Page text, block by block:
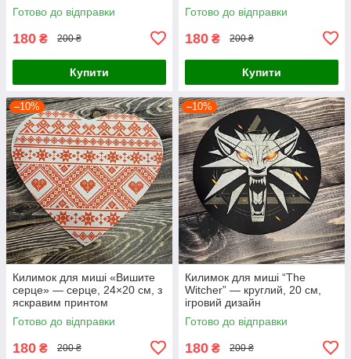
Готово до відправки
180 ₴ 200 ₴
Купити
Готово до відправки
180 ₴ 200 ₴
Купити
–10%
Килимок для миші «Вишите
серце» — серце, 24×20 см, з
яскравим принтом
Готово до відправки
180 ₴ 200 ₴
–10%
Килимок для миші “The
Witcher” — круглий, 20 см,
ігровий дизайн
Готово до відправки
180 ₴ 200 ₴